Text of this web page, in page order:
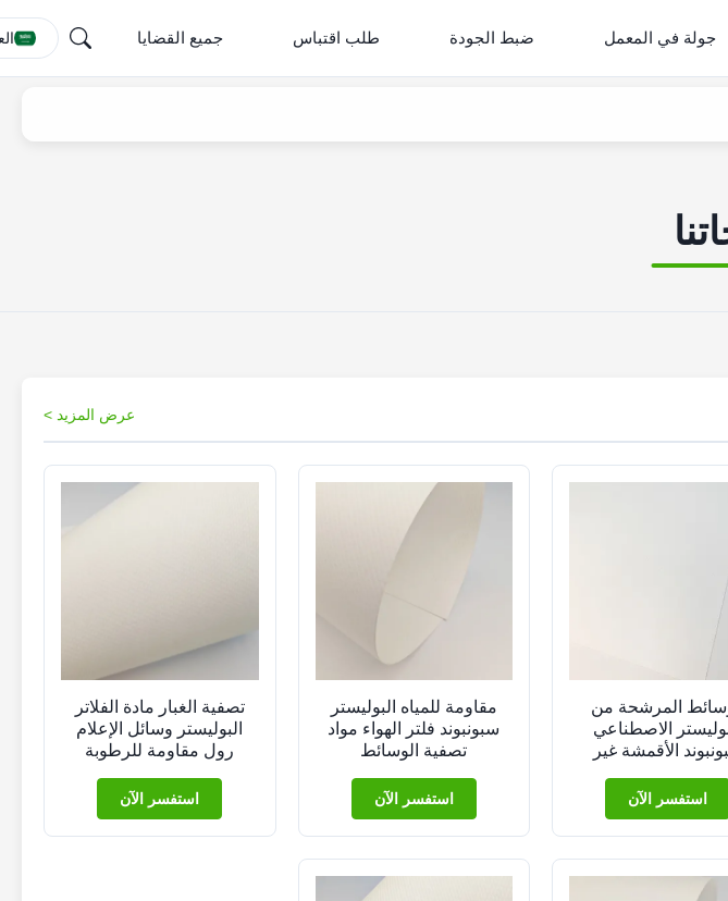
جولة في المعمل ضبط الجودة طلب اقتباس جميع القضايا
عرض المزيد >
المرشحة من
الاصطناعي
الأقمشة غير
استفسر الآن
مقاومة للمياه البوليستر
سبونبوند فلتر الهواء مواد
تصفية الوسائط
استفسر الآن
تصفية الغبار مادة الفلاتر
البوليستر وسائل الإعلام
رول مقاومة للرطوبة
استفسر الآن